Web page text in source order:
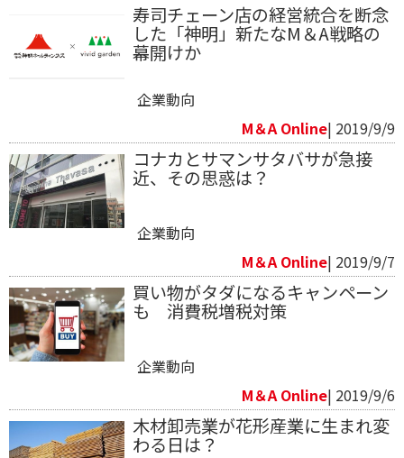
寿司チェーン店の経営統合を断念
した「神明」新たなM＆A戦略の
幕開けか
企業動向
M＆A Online| 2019/9/9
コナカとサマンサタバサが急接
近、その思惑は？
企業動向
M＆A Online| 2019/9/7
買い物がタダになるキャンペーン
も 消費税増税対策
企業動向
M＆A Online| 2019/9/6
木材卸売業が花形産業に生まれ変
わる日は？